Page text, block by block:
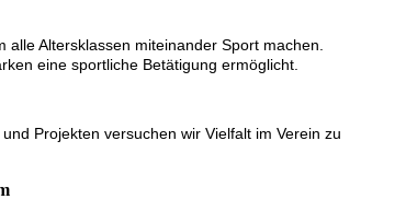
alle Altersklassen miteinander Sport machen.
eine sportliche Betätigung ermöglicht.
Projekten versuchen wir Vielfalt im Verein zu